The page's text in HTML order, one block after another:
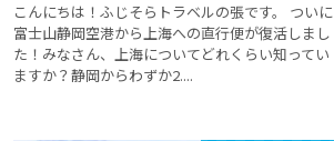
こんにちは！ふじそらトラベルの張です。 ついに
富士山静岡空港から上海への直行便が復活しまし
た！みなさん、上海についてどれくらい知ってい
ますか？静岡からわずか2....